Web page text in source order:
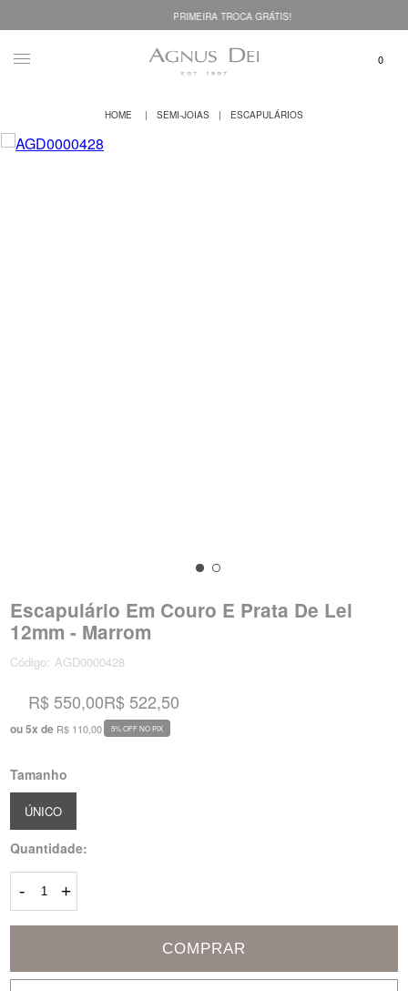
PRIMEIRA TROCA GRÁTIS!
SEMI-JOIAS ESCAPULÁRIOS
Escapulário Em Couro E Prata De Lei
12mm - Marrom
Código: AGD0000428
R$ 550,00
ou5x de R$ 110,00
R$ 522,50
5% OFF NO PIX
Tamanho
ÚNICO
Quantidade:
- +
COMPRAR